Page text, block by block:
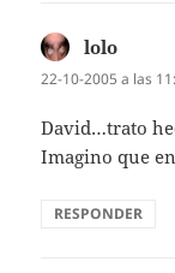
lolo
22-10-2005 a las
David…trato
Imagino que
RESPONDER